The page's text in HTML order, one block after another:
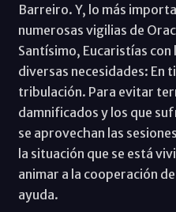
Barreiro. Y, lo más
numerosas vigilias de
Santísimo, Eucaristías
diversas necesidades: En
tribulación. Para evitar
damnificados y los que
se aprovechan las
la situación que se está
animar a la cooperación
ayuda.